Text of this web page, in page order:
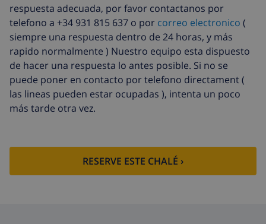
llegada
Sábanas
extra
17,59 US$ por persona , a pagar a la
llegada
Toallas extra
8,80 US$ por persona , a pagar a la
llegada
Salida tardía
113,75 US$
Limpieza
basado en consumo de energía
Fondo
4.80% del importe total
respuesta adecuada, por favor contactanos por
telefono a +34 931 815 637 o por correo electronico (
siempre una respuesta dentro de 24 horas, y más
rapido normalmente ) Nuestro equipo esta dispuesto
de hacer una respuesta lo antes posible. Si no se
puede poner en contacto por telefono directament (
las lineas pueden estar ocupadas ), intenta un poco
más tarde otra vez.
RESERVE ESTE CHALÉ ›